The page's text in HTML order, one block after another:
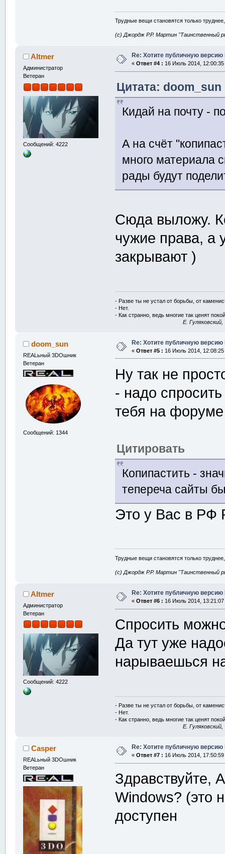
Трудные вещи становятся только
(с) Джордж Р.Р. Мартин "Таинственный
Altmer
Администратор
Ветеран
Сообщений: 4222
Re: Хотите публичную версию
« Ответ #4 : 16 Июль 2014, 12:00:35
Цитата:
Кидай на почту -
А на счёт
много материала
рады будут
Сюда выложу.
чужие права, а
закрывают )
- Разве ты не устал от борьбы, от
- Нет.
- Как странно, ведь многие так ценят
E.
doom_sun
REALьный 3DOшник
Ветеран
Сообщений: 1344
Re: Хотите публичную версию
« Ответ #5 : 16 Июль 2014, 12:08:25
Ну так не
- надо
тебя на
Цитировать
Копипастить -
тепереча сайты
Это у Вас в РФ
Трудные вещи становятся только
(с) Джордж Р.Р. Мартин "Таинственный
Altmer
Администратор
Ветеран
Сообщений: 4222
Re: Хотите публичную версию
« Ответ #6 : 16 Июль 2014, 13:21:07
Спросить
Да тут уже
нарываешься
- Разве ты не устал от борьбы, от
- Нет.
- Как странно, ведь многие так ценят
E.
Casper
REALьный 3DOшник
Ветеран
Re: Хотите публичную версию
« Ответ #7 : 16 Июль 2014, 17:50:59
Здравствуйте,
Windows? (это
доступен